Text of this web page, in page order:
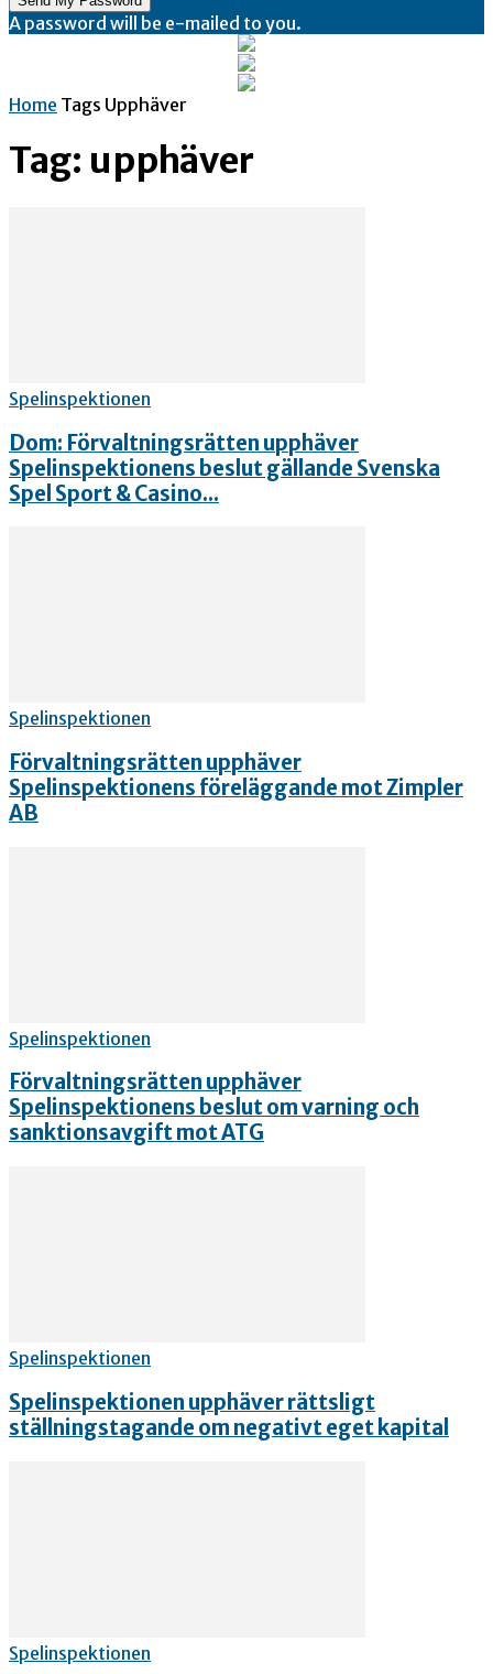
A password will be e-mailed to you.
Home Tags Upphäver
Tag: upphäver
Spelinspektionen
Dom: Förvaltningsrätten upphäver
Spelinspektionens beslut gällande Svenska
Spel Sport & Casino...
Spelinspektionen
Förvaltningsrätten upphäver
Spelinspektionens föreläggande mot Zimpler
AB
Spelinspektionen
Förvaltningsrätten upphäver
Spelinspektionens beslut om varning och
sanktionsavgift mot ATG
Spelinspektionen
Spelinspektionen upphäver rättsligt
ställningstagande om negativt eget kapital
Spelinspektionen